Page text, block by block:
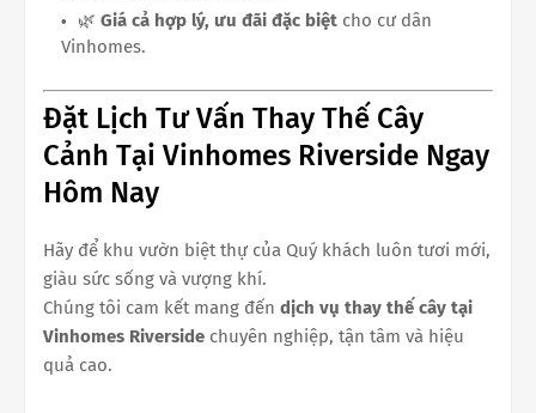
🌿 Giá cả hợp lý, ưu đãi đặc biệt cho cư dân
Vinhomes.
Đặt Lịch Tư Vấn Thay Thế Cây
Cảnh Tại Vinhomes Riverside Ngay
Hôm Nay
Hãy để khu vườn biệt thự của Quý khách luôn tươi mới,
giàu sức sống và vượng khí.
Chúng tôi cam kết mang đến dịch vụ thay thế cây tại
Vinhomes Riverside chuyên nghiệp, tận tâm và hiệu
quả cao.